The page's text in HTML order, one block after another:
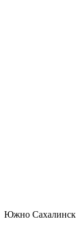
Южно Сахалинск